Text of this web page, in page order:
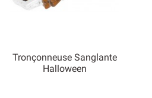
Tronçonneuse Sanglante
Halloween